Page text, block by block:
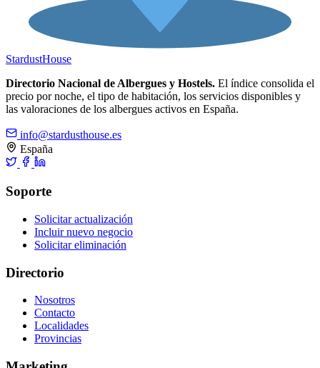
StardustHouse
Directorio Nacional de Albergues y Hostels. El índice consolida el
precio por noche, el tipo de habitación, los servicios disponibles y
las valoraciones de los albergues activos en España.
info@stardusthouse.es
España
Soporte
Solicitar actualización
Incluir nuevo negocio
Solicitar eliminación
Directorio
Nosotros
Contacto
Localidades
Provincias